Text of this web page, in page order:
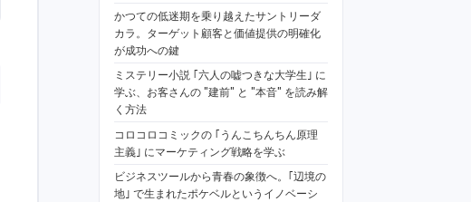
かつての低迷期を乗り越えたサントリーダ
カラ。ターゲット顧客と価値提供の明確化
が成功への鍵
ミステリー小説 ｢六人の嘘つきな大学生｣ に
学ぶ、お客さんの "建前" と "本音" を読み解
く方法
コロコロコミックの ｢うんこちんちん原理
主義｣ にマーケティング戦略を学ぶ
ビジネスツールから青春の象徴へ。｢辺境の
地｣ で生まれたポケベルというイノベーシ